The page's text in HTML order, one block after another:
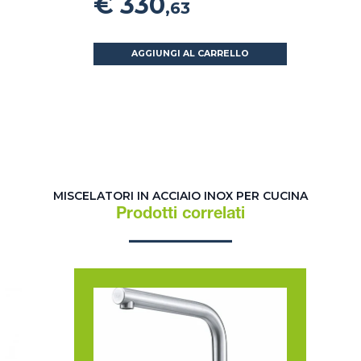
,63
AGGIUNGI AL CARRELLO
MISCELATORI IN ACCIAIO INOX PER CUCINA
Prodotti correlati